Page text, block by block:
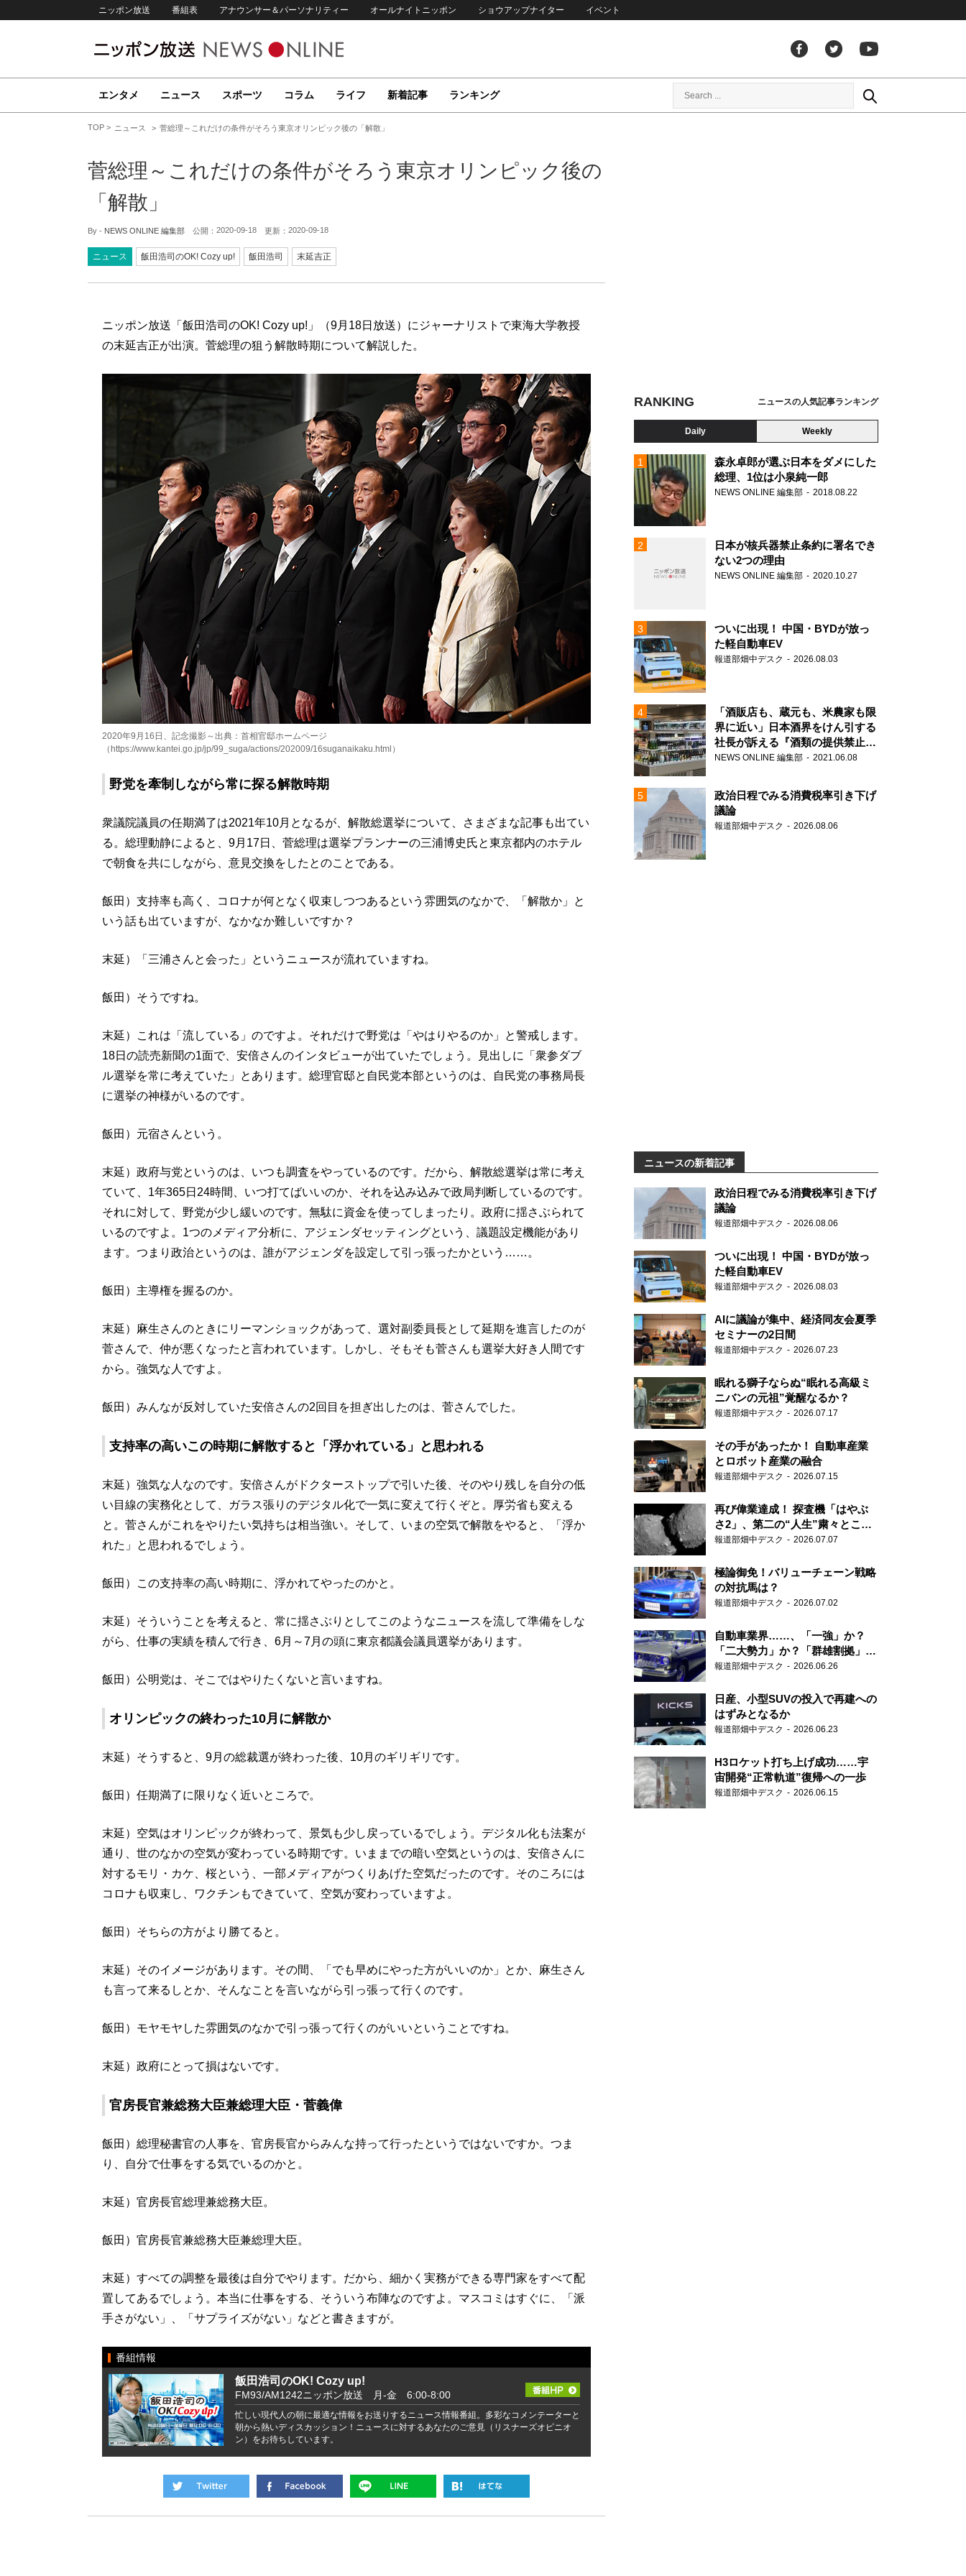
ニッポン放送 番組表 アナウンサー＆パーソナリティー オールナイトニッポン ショウアップナイター イベント
エンタメ ニュース スポーツ コラム ライフ 新着記事 ランキング
TOP ニュース 菅総理～これだけの条件がそろう東京オリンピック後の「解散」
菅総理～これだけの条件がそろう東京オリンピック後の
「解散」
By - NEWS ONLINE 編集部 公開： 2020-09-18 更新： 2020-09-18
ニュース 飯田浩司のOK! Cozy up! 飯田浩司 末延吉正
ニッポン放送「飯田浩司のOK! Cozy up!」（9月18日放送）にジャーナリストで東海大学教授
の末延吉正が出演。菅総理の狙う解散時期について解説した。
2020年9月16日、記念撮影～出典：首相官邸ホームページ
（https://www.kantei.go.jp/jp/99_suga/actions/202009/16suganaikaku.html）
野党を牽制しながら常に探る解散時期
衆議院議員の任期満了は2021年10月となるが、解散総選挙について、さまざまな記事も出てい
る。総理動静によると、9月17日、菅総理は選挙プランナーの三浦博史氏と東京都内のホテル
で朝食を共にしながら、意見交換をしたとのことである。
飯田）支持率も高く、コロナが何となく収束しつつあるという雰囲気のなかで、「解散か」と
いう話も出ていますが、なかなか難しいですか？
末延）「三浦さんと会った」というニュースが流れていますね。
飯田）そうですね。
末延）これは「流している」のですよ。それだけで野党は「やはりやるのか」と警戒します。
18日の読売新聞の1面で、安倍さんのインタビューが出ていたでしょう。見出しに「衆参ダブ
ル選挙を常に考えていた」とあります。総理官邸と自民党本部というのは、自民党の事務局長
に選挙の神様がいるのです。
飯田）元宿さんという。
末延）政府与党というのは、いつも調査をやっているのです。だから、解散総選挙は常に考え
ていて、1年365日24時間、いつ打てばいいのか、それを込み込みで政局判断しているのです。
それに対して、野党が少し緩いのです。無駄に資金を使ってしまったり。政府に揺さぶられて
いるのですよ。1つのメディア分析に、アジェンダセッティングという、議題設定機能があり
ます。つまり政治というのは、誰がアジェンダを設定して引っ張ったかという……。
飯田）主導権を握るのか。
末延）麻生さんのときにリーマンショックがあって、選対副委員長として延期を進言したのが
菅さんで、仲が悪くなったと言われています。しかし、そもそも菅さんも選挙大好き人間です
から。強気な人ですよ。
飯田）みんなが反対していた安倍さんの2回目を担ぎ出したのは、菅さんでした。
支持率の高いこの時期に解散すると「浮かれている」と思われる
末延）強気な人なのです。安倍さんがドクターストップで引いた後、そのやり残しを自分の低
い目線の実務化として、ガラス張りのデジタル化で一気に変えて行くぞと。厚労省も変える
と。菅さんがこれをやりたい気持ちは相当強い。そして、いまの空気で解散をやると、「浮か
れた」と思われるでしょう。
飯田）この支持率の高い時期に、浮かれてやったのかと。
末延）そういうことを考えると、常に揺さぶりとしてこのようなニュースを流して準備をしな
がら、仕事の実績を積んで行き、6月～7月の頭に東京都議会議員選挙があります。
飯田）公明党は、そこではやりたくないと言いますね。
オリンピックの終わった10月に解散か
末延）そうすると、9月の総裁選が終わった後、10月のギリギリです。
飯田）任期満了に限りなく近いところで。
末延）空気はオリンピックが終わって、景気も少し戻っているでしょう。デジタル化も法案が
通り、世のなかの空気が変わっている時期です。いままでの暗い空気というのは、安倍さんに
対するモリ・カケ、桜という、一部メディアがつくりあげた空気だったのです。そのころには
コロナも収束し、ワクチンもできていて、空気が変わっていますよ。
飯田）そちらの方がより勝てると。
末延）そのイメージがあります。その間、「でも早めにやった方がいいのか」とか、麻生さん
も言って来るしとか、そんなことを言いながら引っ張って行くのです。
飯田）モヤモヤした雰囲気のなかで引っ張って行くのがいいということですね。
末延）政府にとって損はないです。
官房長官兼総務大臣兼総理大臣・菅義偉
飯田）総理秘書官の人事を、官房長官からみんな持って行ったというではないですか。つま
り、自分で仕事をする気でいるのかと。
末延）官房長官総理兼総務大臣。
飯田）官房長官兼総務大臣兼総理大臣。
末延）すべての調整を最後は自分でやります。だから、細かく実務ができる専門家をすべて配
置してあるでしょう。本当に仕事をする、そういう布陣なのですよ。マスコミはすぐに、「派
手さがない」、「サプライズがない」などと書きますが。
番組情報
飯田浩司のOK! Cozy up!
FM93/AM1242ニッポン放送 月-金 6:00-8:00
忙しい現代人の朝に最適な情報をお送りするニュース情報番組。多彩なコメンテーターと
朝から熱いディスカッション！ニュースに対するあなたのご意見（リスナーズオピニオ
ン）をお待ちしています。
RANKING ニュースの人気記事ランキング
Daily Weekly
森永卓郎が選ぶ日本をダメにした
総理、1位は小泉純一郎
NEWS ONLINE 編集部 2018.08.22
日本が核兵器禁止条約に署名でき
ない2つの理由
NEWS ONLINE 編集部 2020.10.27
ついに出現！ 中国・BYDが放っ
た軽自動車EV
報道部畑中デスク 2026.08.03
「酒販店も、蔵元も、米農家も限
界に近い」日本酒界をけん引する
社長が訴える『酒類の提供禁止』
策の大打撃
NEWS ONLINE 編集部 2021.06.08
政治日程でみる消費税率引き下げ
議論
報道部畑中デスク 2026.08.06
ニュースの新着記事
政治日程でみる消費税率引き下げ
議論
報道部畑中デスク 2026.08.06
ついに出現！ 中国・BYDが放っ
た軽自動車EV
報道部畑中デスク 2026.08.03
AIに議論が集中、経済同友会夏季
セミナーの2日間
報道部畑中デスク 2026.07.23
眠れる獅子ならぬ“眠れる高級ミ
ニバンの元祖”覚醒なるか？
報道部畑中デスク 2026.07.17
その手があったか！ 自動車産業
とロボット産業の融合
報道部畑中デスク 2026.07.15
再び偉業達成！ 探査機「はやぶ
さ2」、第二の“人生”粛々とこな
す
報道部畑中デスク 2026.07.07
極論御免！バリューチェーン戦略
の対抗馬は？
報道部畑中デスク 2026.07.02
自動車業界……、「一強」か？
「二大勢力」か？「群雄割拠」
か？
報道部畑中デスク 2026.06.26
日産、小型SUVの投入で再建への
はずみとなるか
報道部畑中デスク 2026.06.23
H3ロケット打ち上げ成功……宇
宙開発“正常軌道”復帰への一歩
報道部畑中デスク 2026.06.15